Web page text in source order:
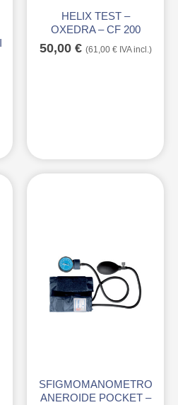
HELIX TEST –
OXEDRA – CF 200
50,00 € (61,00 €IVA incl.)
SFIGMOMANOMETRO
ANEROIDE POCKET –